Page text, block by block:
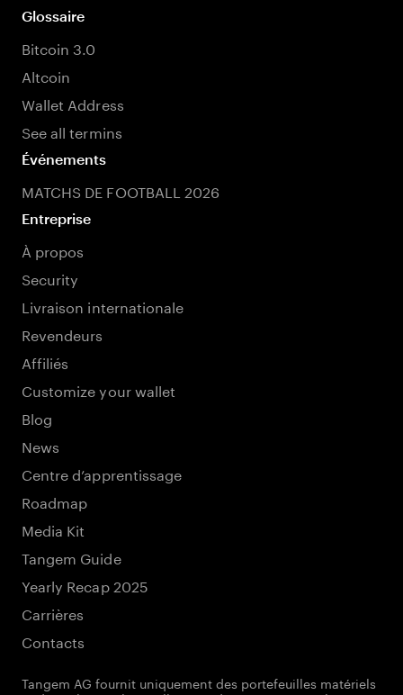
Glossaire
Bitcoin 3.0
Altcoin
Wallet Address
See all termins
Événements
MATCHS DE FOOTBALL 2026
Entreprise
À propos
Security
Livraison internationale
Revendeurs
Affiliés
Customize your wallet
Blog
News
Centre d’apprentissage
Roadmap
Media Kit
Tangem Guide
Yearly Recap 2025
Carrières
Contacts
Tangem AG fournit uniquement des portefeuilles matériels